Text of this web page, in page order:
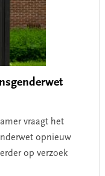
vraagt het
opnieuw
op verzoek